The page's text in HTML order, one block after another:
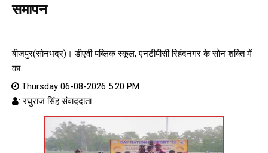
समापन
बीजपुर(सोनभद्र)। डीएवी पब्लिक स्कूल, एनटीपीसी रिहंदनगर के सोन शक्ति में
का....
Thursday 06-08-2026 5:20 PM
: रघुराज सिंह संवाददाता